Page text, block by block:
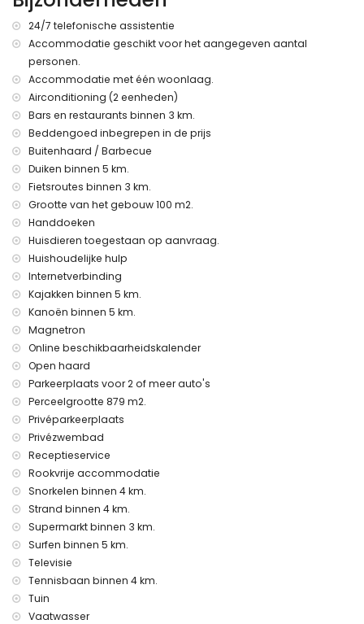
dichtstbijzijnde strand: Las Marinas (binnen 4 kilometer van
de villa)
dichtstbijzijnde haven: Denia (binnen 4 kilometer van de
villa)
dichtstbijzijnde park: Centro Denia (binnen 4 kilometer van
de villa)
tweede dichtstbijzijnde luchthaven: Valencia (> 100
kilometer)
nabij openbaar vervoer: bus binnen 4 kilometer en trein
binnen 3 kilometer
roken niet toegestaan
gelieve te overleggen of huisdieren zijn toegestaan
kinderen
Faciliteiten en diensten inbegrepen in de huurprijs van de villa
internet (WiFi)
stofzuiger en strijkijzer en strijkplank
bedlinnen en handdoeken
receptiedienst en 24-uurs noodservice
Faciliteiten en diensten tegen extra kosten
wasserijservice
verwarming en airconditioning
2 extra bedden en kinderbedden/ledikanten (op aanvraag)
Entertainment en vrijetijdsactiviteiten voor uw vakantie in
Denia, Costa Blanca
theater, discotheek, nachtclub, bar en promenade (binnen
Bezienswaardigheden en cultuur in Denia, Costa Blanca
museum, kerk, kasteel (Denia) en ruïne (binnen 5 kilometer
van de accommodatie)
monument (Denia) en historische plaats (Denia) (binnen 10
kilometer van de accommodatie)
24/7 telefonische assistentie
Accommodatie geschikt voor het aangegeven aantal
personen.
Accommodatie met één woonlaag.
Airconditioning (2 eenheden)
Bars en restaurants binnen 3 km.
Beddengoed inbegrepen in de prijs
Buitenhaard / Barbecue
Duiken binnen 5 km.
Fietsroutes binnen 3 km.
Grootte van het gebouw 100 m2.
Handdoeken
Huisdieren toegestaan op aanvraag.
Huishoudelijke hulp
Internetverbinding
Kajakken binnen 5 km.
Kanoën binnen 5 km.
Magnetron
Online beschikbaarheidskalender
Open haard
Parkeerplaats voor 2 of meer auto's
Perceelgrootte 879 m2.
Privéparkeerplaats
Privézwembad
Receptieservice
Rookvrije accommodatie
Snorkelen binnen 4 km.
Strand binnen 4 km.
Supermarkt binnen 3 km.
Surfen binnen 5 km.
Televisie
Tennisbaan binnen 4 km.
Tuin
Vaatwasser